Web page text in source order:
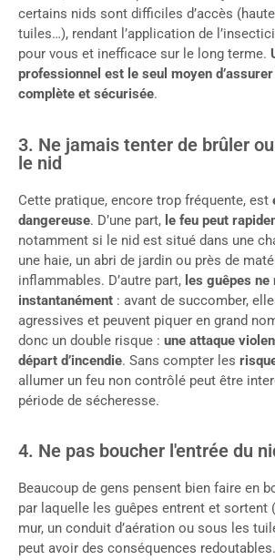
certains nids sont difficiles d’accès
tuiles…), rendant l’application de
pour vous et inefficace sur le long terme.
professionnel est le seul moyen
complète et sécurisée.
3. Ne jamais tenter de brûler
le nid
Cette pratique, encore trop fréquente, est
dangereuse. D’une part, le feu peut
notamment si le nid est situé dans une
une haie, un abri de jardin ou près de
inflammables. D’autre part, les guêpes
instantanément : avant de succomber,
agressives et peuvent piquer en grand
donc un double risque : une attaque
départ d’incendie. Sans compter les
allumer un feu non contrôlé peut être
période de sécheresse.
4. Ne pas boucher l'entrée du
Beaucoup de gens pensent bien faire en
par laquelle les guêpes entrent et sortent
mur, un conduit d’aération ou sous les
peut avoir des conséquences